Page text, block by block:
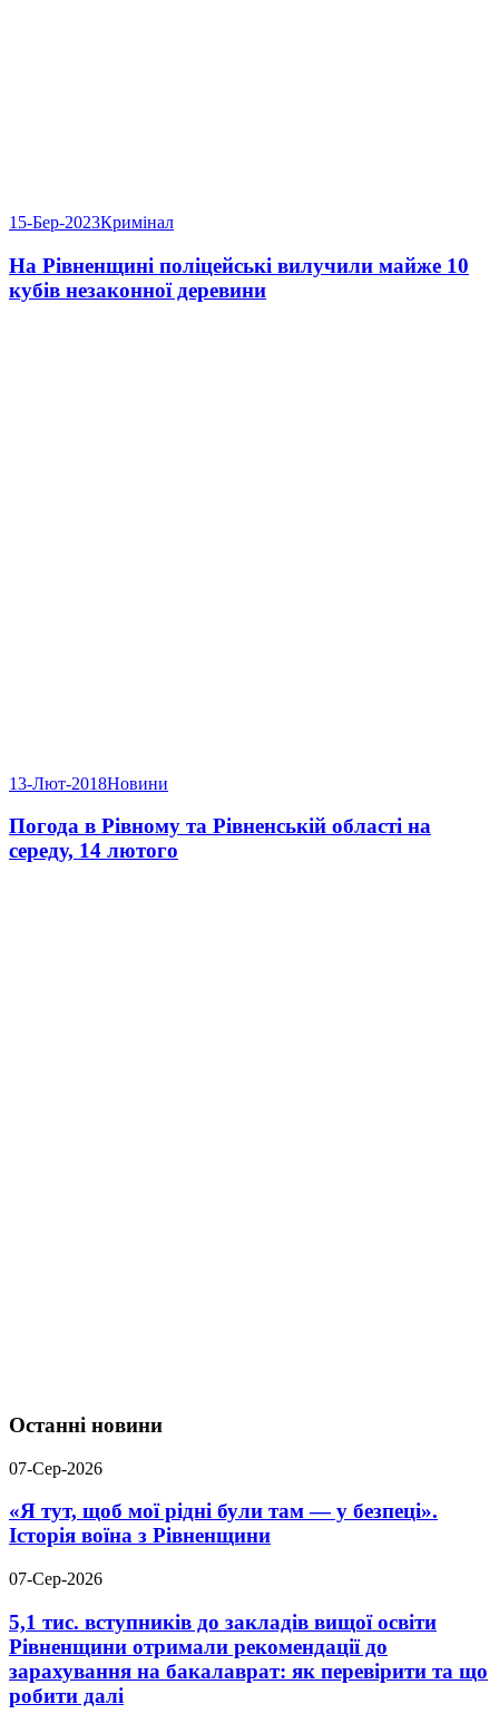
15-Бер-2023Кримінал
На Рівненщині поліцейські вилучили майже 10
кубів незаконної деревини
13-Лют-2018Новини
Погода в Рівному та Рівненській області на
середу, 14 лютого
Останні новини
07-Сер-2026
«Я тут, щоб мої рідні були там — у безпеці».
Історія воїна з Рівненщини
07-Сер-2026
5,1 тис. вступників до закладів вищої освіти
Рівненщини отримали рекомендації до
зарахування на бакалаврат: як перевірити та що
робити далі